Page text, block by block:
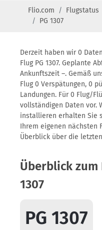
Flio.com Flugstatus
PG 1307
Derzeit haben wir 0
Flug PG 1307. Geplante
Ankunftszeit –. Gemäß
Flug 0 Verspätungen, 0
Landungen. Für 0 Flug/
vollständigen Daten vor.
installieren erhalten Sie
Ihrem eigenen nächsten
Überblick über die
Überblick zum
1307
PG 1307